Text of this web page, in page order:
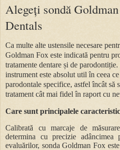
Alegeți sondă
Dentals
Ca multe alte ustensile necesare
Goldman Fox este indicată pentru
tratamente dentare și de
instrument este absolut util în ceea
parodontale specifice, astfel încât să
tratament cât mai fidel în raport cu
Care sunt principalele
Calibrată cu marcaje de
determina cu precizie
evaluărilor, sonda Goldman Fox